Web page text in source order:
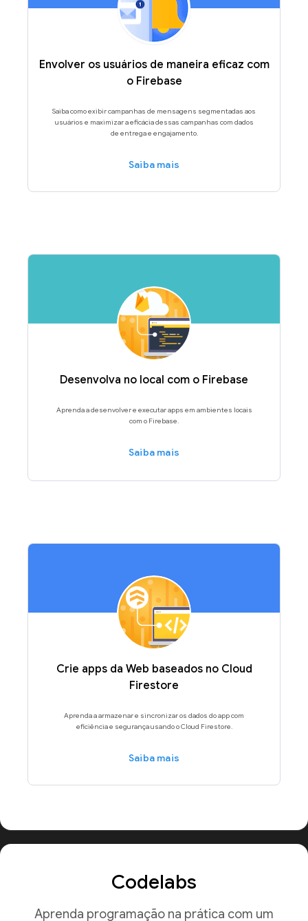
Envolver os usuários de maneira eficaz com
o Firebase
Saiba como exibir campanhas de mensagens segmentadas aos
usuários e maximizar a eficácia dessas campanhas com dados
de entrega e engajamento.
Saiba mais
Desenvolva no local com o Firebase
Aprenda a desenvolver e executar apps em ambientes locais
com o Firebase.
Saiba mais
Crie apps da Web baseados no Cloud
Firestore
Aprenda a armazenar e sincronizar os dados do app com
eficiência e segurança usando o Cloud Firestore.
Saiba mais
Codelabs
Aprenda programação na prática com um